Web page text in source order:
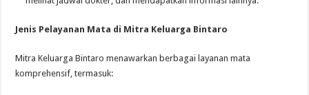
Jenis Pelayanan Mata di Mitra Keluarga Bintaro
Mitra Keluarga Bintaro menawarkan berbagai layanan mata
komprehensif, termasuk: